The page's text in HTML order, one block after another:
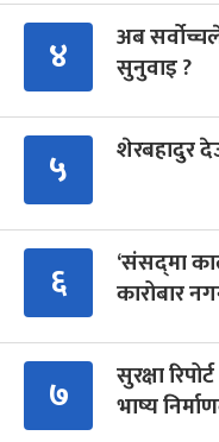
४
अब
सुनुवाइ ?
५ शेरबहादुर
६
‘संसद्‍मा
कारोबार
७
सुरक्षा
भाष्य